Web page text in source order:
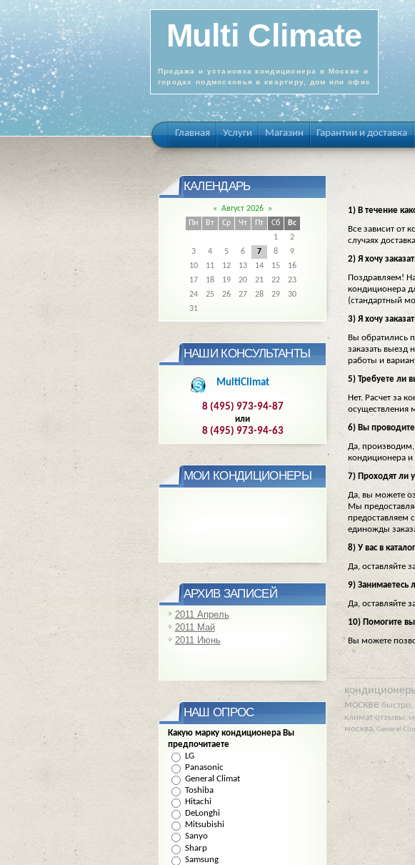
Multi Climate
Продажа и установка кондиционера в Москве и
городах подмосковья в квартиру, дом или офис
Главная Услуги Магазин Гарантии и доставка
1) В течение
Все зависит от
случаях
2) Я хочу
Поздравляем!
кондиционера
(стандартный
3) Я хочу
Вы обратились
заказать выезд
работы и
5) Требуете ли
Нет. Расчет за
осуществления
6) Вы
Да,
кондиционера и
7) Проходят ли у
Да, вы можете
Мы
предоставляем
единожды
8) У вас в
Да, оставляйте
9)
Да, оставляйте
10) Помогите
Вы можете
москве
климат отзывы,
москва, General
КАЛЕНДАРЬ
« Август 2026 »
Пн
Вт Ср Чт Пт Сб
Вс
1
2
3
4 5 6 7 8
9
10
11 12 13 14 15
16
17
18 19 20 21 22
23
24
25 26 27 28 29
30
31
НАШИ КОНСУЛЬТАНТЫ
MultiClimat
8 (495) 973-94-87
или
8 (495) 973-94-63
МОИ КОНДИЦИОНЕРЫ
АРХИВ ЗАПИСЕЙ
2011 Апрель
2011 Май
2011 Июнь
НАШ ОПРОС
Какую марку кондиционера Вы
предпочитаете
LG
Panasonic
General Climat
Toshiba
Hitachi
DeLonghi
Mitsubishi
Sanyo
Sharp
Samsung